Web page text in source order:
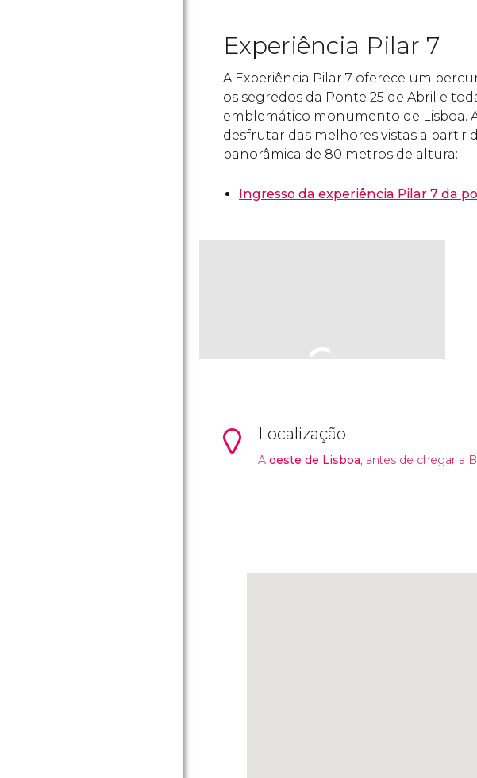
Experiência Pilar 7
A Experiência Pilar 7 oferece um
os segredos da Ponte 25 de Abril e
emblemático monumento de Lisboa.
desfrutar das melhores vistas a partir
panorâmica de 80 metros de altura:
Ingresso da experiência Pilar 7 da
Localização
A oeste de Lisboa, antes de chegar a